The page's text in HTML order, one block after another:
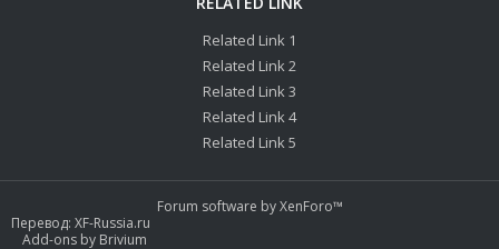
Related Link 1
Related Link 2
Related Link 3
Related Link 4
Related Link 5
Forum software by XenForo™
Перевод: XF-Russia.ru
Add-ons by Brivium